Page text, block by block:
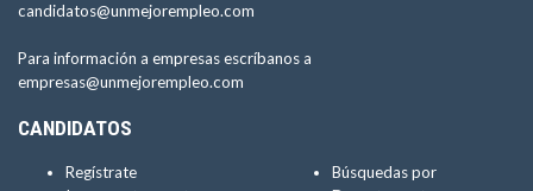
candidatos@unmejorempleo.com
Para información a empresas escríbanos a
empresas@unmejorempleo.com
CANDIDATOS
Regístrate
Búsquedas por